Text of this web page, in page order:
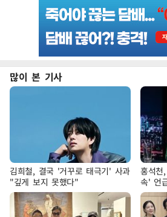
많이 본 기사
김희철, 결국 '거꾸로 태극기' 사과
"깊게 보지 못했다"
홍석
속' 언